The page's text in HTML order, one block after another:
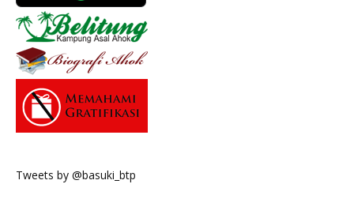
Tweets by @basuki_btp